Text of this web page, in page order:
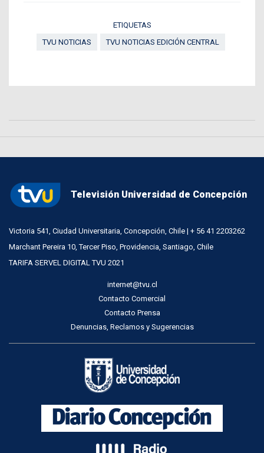
ETIQUETAS
TVU NOTICIAS
TVU NOTICIAS EDICIÓN CENTRAL
Televisión Universidad de Concepción
Victoria 541, Ciudad Universitaria, Concepción, Chile | + 56 41 2203262
Marchant Pereira 10, Tercer Piso, Providencia, Santiago, Chile
TARIFA SERVEL DIGITAL TVU 2021
internet@tvu.cl
Contacto Comercial
Contacto Prensa
Denuncias, Reclamos y Sugerencias